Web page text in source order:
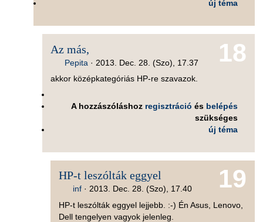
új téma
18
Az más,
Pepita · 2013. Dec. 28. (Szo), 17.37
akkor középkategóriás HP-re szavazok.
A hozzászóláshoz regisztráció és belépés
szükséges
új téma
19
HP-t leszólták eggyel
inf ·2013. Dec. 28. (Szo), 17.40
HP-t leszólták eggyel lejjebb. :-) Én Asus, Lenovo,
Dell tengelyen vagyok jelenleg.